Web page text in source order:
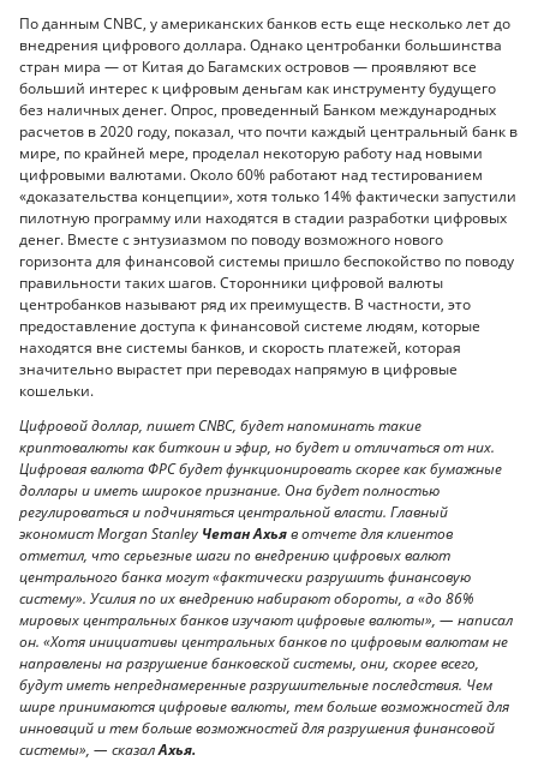
По данным CNBC, у американских банков есть еще несколько лет до
внедрения цифрового доллара. Однако центробанки большинства
стран мира — от Китая до Багамских островов — проявляют все
больший интерес к цифровым деньгам как инструменту будущего
без наличных денег. Опрос, проведенный Банком международных
расчетов в 2020 году, показал, что почти каждый центральный банк в
мире, по крайней мере, проделал некоторую работу над новыми
цифровыми валютами. Около 60% работают над тестированием
«доказательства концепции», хотя только 14% фактически запустили
пилотную программу или находятся в стадии разработки цифровых
денег. Вместе с энтузиазмом по поводу возможного нового
горизонта для финансовой системы пришло беспокойство по поводу
правильности таких шагов. Сторонники цифровой валюты
центробанков называют ряд их преимуществ. В частности, это
предоставление доступа к финансовой системе людям, которые
находятся вне системы банков, и скорость платежей, которая
значительно вырастет при переводах напрямую в цифровые
кошельки.
Цифровой доллар, пишет CNBC, будет напоминать такие
криптовалюты как биткоин и эфир, но будет и отличаться от них.
Цифровая валюта ФРС будет функционировать скорее как бумажные
доллары и иметь широкое признание. Она будет полностью
регулироваться и подчиняться центральной власти. Главный
экономист Morgan Stanley Четан Ахьяв отчете для клиентов
отметил, что серьезные шаги по внедрению цифровых валют
центрального банка могут «фактически разрушить финансовую
систему». Усилия по их внедрению набирают обороты, а «до 86%
мировых центральных банков изучают цифровые валюты», — написал
он. «Хотя инициативы центральных банков по цифровым валютам не
направлены на разрушение банковской системы, они, скорее всего,
будут иметь непреднамеренные разрушительные последствия. Чем
шире принимаются цифровые валюты, тем больше возможностей для
инноваций и тем больше возможностей для разрушения финансовой
системы», — сказалАхья.